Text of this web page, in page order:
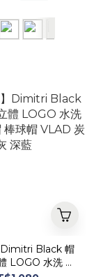
Dimitri Black 帽
LOGO 水洗 老